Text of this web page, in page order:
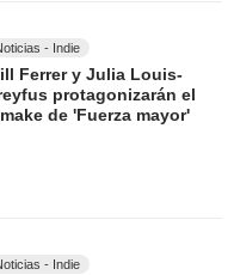
- Indie
Ferrer y Julia Louis-
protagonizarán el
de 'Fuerza mayor'
- Indie